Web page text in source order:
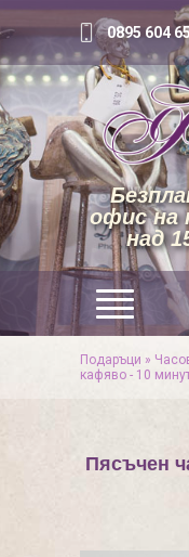
0895 604
офис на
над
Подаръци »
кафяво - 10
Пясъчен